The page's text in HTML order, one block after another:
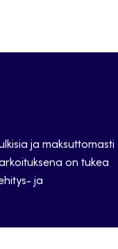
ja maksuttomasti
on tukea
ja